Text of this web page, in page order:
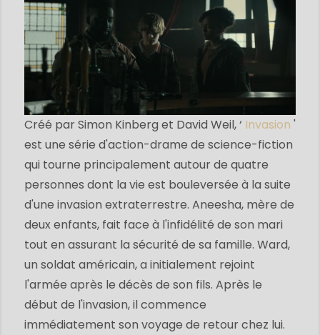
Créé par Simon Kinberg et David Weil, ‘ Invasion '
est une série d'action-drame de science-fiction
qui tourne principalement autour de quatre
personnes dont la vie est bouleversée à la suite
d'une invasion extraterrestre. Aneesha, mère de
deux enfants, fait face à l'infidélité de son mari
tout en assurant la sécurité de sa famille. Ward,
un soldat américain, a initialement rejoint
l'armée après le décès de son fils. Après le
début de l'invasion, il commence
immédiatement son voyage de retour chez lui.